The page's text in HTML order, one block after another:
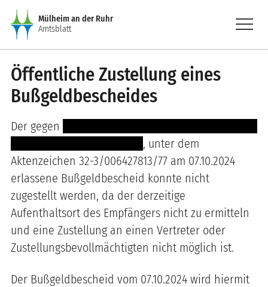
Direkt zum Inhalt
Mülheim an der Ruhr
Amtsblatt
menu
Öffentliche Zustellung eines
Bußgeldbescheides
Der gegen
, unter dem
Aktenzeichen 32-3/006427813/77 am 07.10.2024
erlassene Bußgeldbescheid konnte nicht
zugestellt werden, da der derzeitige
Aufenthaltsort des Empfängers nicht zu ermitteln
und eine Zustellung an einen Vertreter oder
Zustellungsbevollmächtigten nicht möglich ist.
Der Bußgeldbescheid vom 07.10.2024 wird hiermit